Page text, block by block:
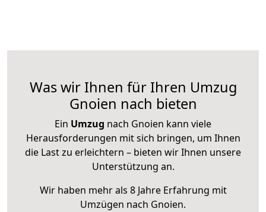
Was wir Ihnen für Ihren Umzug
Gnoien nach bieten
Ein Umzug nach Gnoien kann viele
Herausforderungen mit sich bringen, um Ihnen
die Last zu erleichtern – bieten wir Ihnen unsere
Unterstützung an.
Wir haben mehr als 8 Jahre Erfahrung mit
Umzügen nach Gnoien.